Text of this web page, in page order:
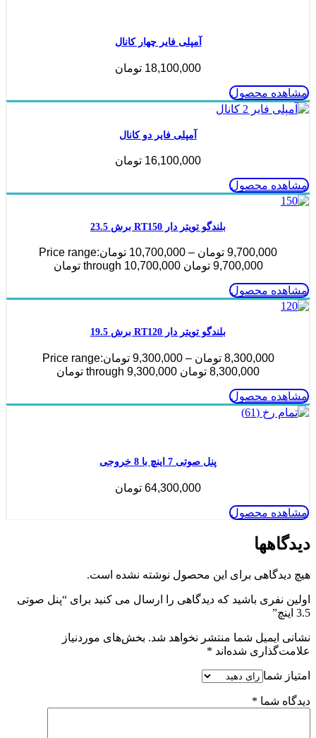
آمپلی فایر چهار کانال
18,100,000 تومان
مشاهده محصول
آمپلی فایر دو کانال
16,100,000 تومان
مشاهده محصول
بلندگو تویتر دار RT150 برش 23.5
9,700,000 تومان –
10,700,000 تومانPrice range:
9,700,000 تومان through 10,700,000 تومان
مشاهده محصول
بلندگو تویتر دار RT120 برش 19.5
8,300,000 تومان –
9,300,000 تومانPrice range:
8,300,000 تومان through 9,300,000 تومان
مشاهده محصول
پنل صوتی 7 اینچ با 8 خروجی
64,300,000 تومان
مشاهده محصول
دیدگاهها
هیچ دیدگاهی برای این محصول نوشته نشده است.
اولین نفری باشید که دیدگاهی را ارسال می کنید برای “پنل صوتی
3.5 اینچ”
نشانی ایمیل شما منتشر نخواهد شد. بخش‌های موردنیاز
علامت‌گذاری شده‌اند *
امتیاز شما
دیدگاه شما *